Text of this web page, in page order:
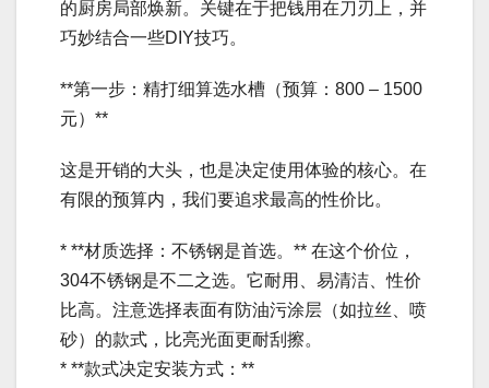
的厨房局部焕新。关键在于把钱用在刀刃上，并
巧妙结合一些DIY技巧。
**第一步：精打细算选水槽（预算：800 – 1500
元）**
这是开销的大头，也是决定使用体验的核心。在
有限的预算内，我们要追求最高的性价比。
* **材质选择：不锈钢是首选。** 在这个价位，
304不锈钢是不二之选。它耐用、易清洁、性价
比高。注意选择表面有防油污涂层（如拉丝、喷
砂）的款式，比亮光面更耐刮擦。
* **款式决定安装方式：**